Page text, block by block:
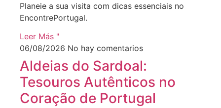
Planeie a sua visita com dicas essenciais no
EncontrePortugal.
Leer Más "
06/08/2026 No hay comentarios
Aldeias do Sardoal:
Tesouros Autênticos no
Coração de Portugal